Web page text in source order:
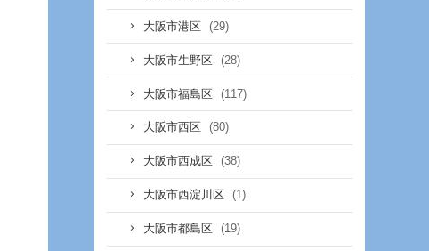
大阪市港区 (29)
大阪市生野区 (28)
大阪市福島区 (117)
大阪市西区 (80)
大阪市西成区 (38)
大阪市西淀川区 (1)
大阪市都島区 (19)